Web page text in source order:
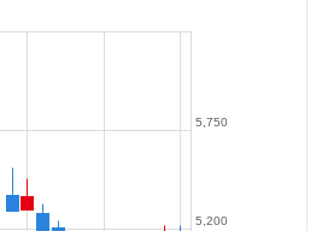
5,200
5,750